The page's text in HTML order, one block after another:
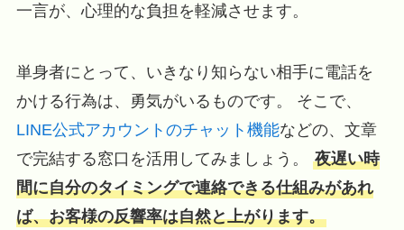
一言が、心理的な負担を軽減させます。
単身者にとって、いきなり知らない相手に電話を
かける行為は、勇気がいるものです。 そこで、
LINE公式アカウントのチャット機能などの、文章
で完結する窓口を活用してみましょう。 夜遅い時
間に自分のタイミングで連絡できる仕組みがあれ
ば、お客様の反響率は自然と上がります。